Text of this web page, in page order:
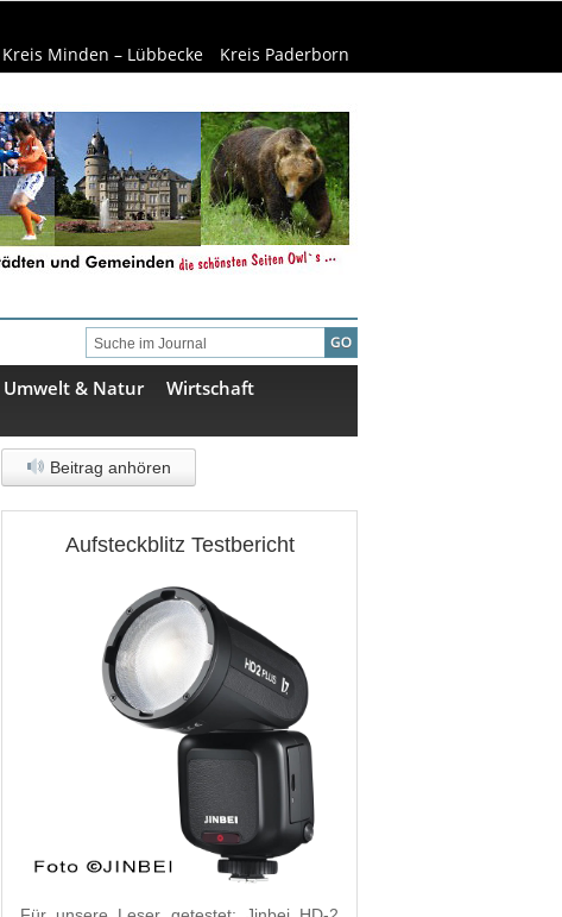
Kreis Minden – Lübbecke Kreis Paderborn
Umwelt & Natur
Wirtschaft
Beitrag anhören
Aufsteckblitz Testbericht